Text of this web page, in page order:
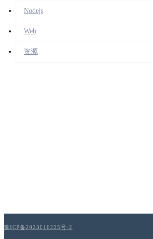
Nodejs
Web
资源
豫ICP备2023016225号-2